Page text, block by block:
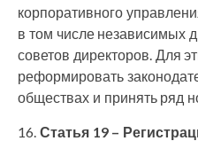
корпоративного
в том числе независимых
советов директоров. Для
реформировать
обществах и принять ряд
16. Статья 19 –